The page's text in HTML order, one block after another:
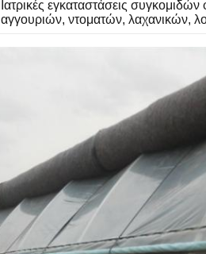
Ιατρικές εγκαταστάσεις συγκομιδών
αγγουριών, ντοματών, λαχανικών,